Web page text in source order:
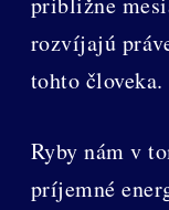
rozvíjajú
tohto človeka.
Ryby nám v
príjemné